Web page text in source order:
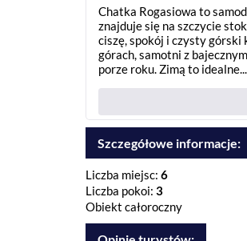
Chatka Rogasiowa to
znajduje się na szczycie
ciszę, spokój i czysty
górach, samotni z
porze roku. Zimą to idealne...
Szczegółowe informacje:
Liczba miejsc: 6
Liczba pokoi: 3
Obiekt całoroczny